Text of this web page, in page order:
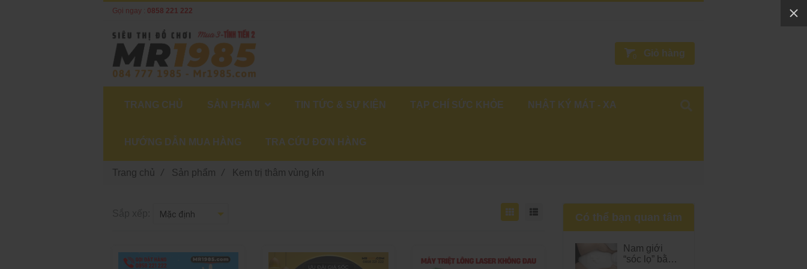
Có thể bạn quan tâm
Nam giới
“sóc lọ” bằng
Trang chủ / Sản phẩm / Kem trị thâm vùng kín
Gọi ngay : 0858 221 222
0 Giỏ hàng
TRANG CHỦ SẢN PHẨM TIN TỨC & SỰ KIỆN TẠP CHÍ SỨC KHỎE NHẬT KÝ MÁT - XA
HƯỚNG DẪN MUA HÀNG TRA CỨU ĐƠN HÀNG